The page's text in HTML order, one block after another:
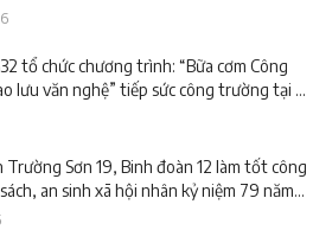
tổ chức chương trình: “Bữa cơm Công
tiếp sức công trường tại dự
phổ thông nội trú liên cấp La Êê (TP. Đà
Trường Sơn 19, Binh đoàn 12 làm tốt công
an sinh xã hội nhân kỷ niệm 79 năm
binh – Liệt sĩ